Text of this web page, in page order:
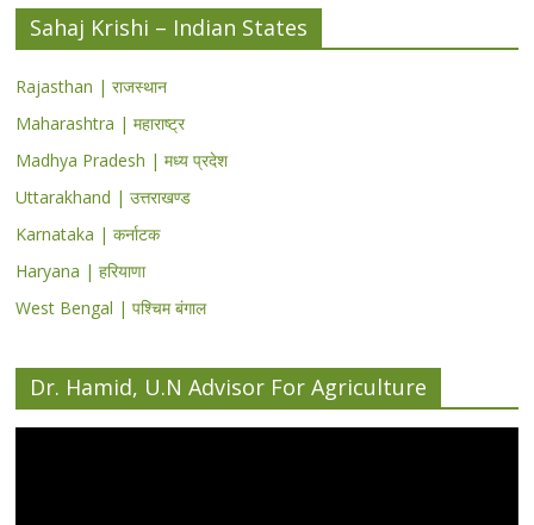
Sahaj Krishi – Indian States
Rajasthan | राजस्थान
Maharashtra | महाराष्ट्र
Madhya Pradesh | मध्य प्रदेश
Uttarakhand | उत्तराखण्ड
Karnataka | कर्नाटक
Haryana | हरियाणा
West Bengal | पश्चिम बंगाल
Dr. Hamid, U.N Advisor For Agriculture